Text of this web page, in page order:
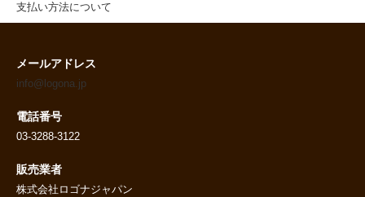
支払い方法について
メールアドレス
info@logona.jp
電話番号
03-3288-3122
販売業者
株式会社ロゴナジャパン